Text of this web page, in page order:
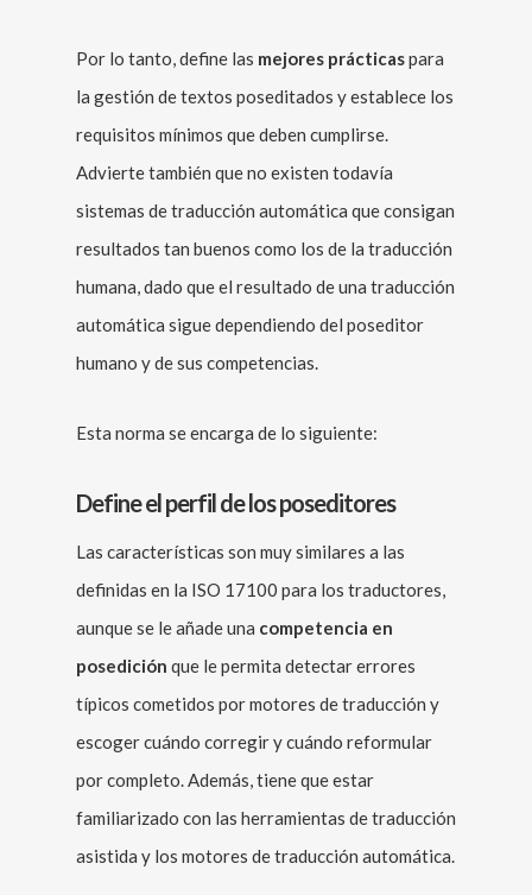
Por lo tanto, define las mejores prácticaspara
la gestión de textos poseditados y establece los
requisitos mínimos que deben cumplirse.
Advierte también que no existen todavía
sistemas de traducción automática que consigan
resultados tan buenos como los de la traducción
humana, dado que el resultado de una traducción
automática sigue dependiendo del poseditor
humano y de sus competencias.
Esta norma se encarga de lo siguiente:
Define el perfil de los poseditores
Las características son muy similares a las
definidas en la ISO 17100 para los traductores,
aunque se le añade una competencia en
posedición que le permita detectar errores
típicos cometidos por motores de traducción y
escoger cuándo corregir y cuándo reformular
por completo. Además, tiene que estar
familiarizado con las herramientas de traducción
asistida y los motores de traducción automática.